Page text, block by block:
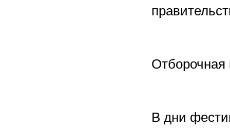
Отборочная
В дни